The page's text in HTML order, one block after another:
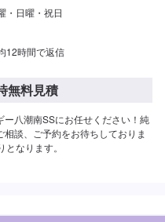
・日曜・祝日
12時間で返信
無料見積
八潮南SSにお任せください！純
談、ご予約をお待ちしておりま
なります。